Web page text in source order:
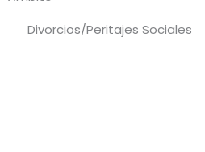
Divorcios/Peritajes Sociales